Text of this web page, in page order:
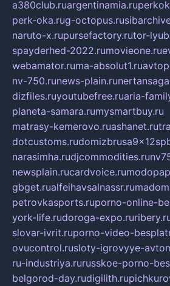
a380club.ruargentinamia.ru
perk-oka.rug-octopus.ru
naruto-x.rupursefactory.rutor-
spayderhed-2022.rumovieone.ru
webamator.ruma-absolut1.ru
nv-750.runews-plain.ru
dizfiles.ruyoutubefree.ruaria-
planeta-samara.rumysmartbuy.ru
matrasy-kemerovo.ruashanet.ru
dotcustoms.ru
narasimha.rudjcommodities.ru
newsplain.rucardvoice.ru
gbget.rualfeihavsalnassr.ru
petrovkasports.ruporno-online-
york-life.rudoroga-expo.ru
slovar-ivrit.ruporno-video-
ovucontrol.rusloty-igrovyye-
ru-industriya.rurusskoe-porno-
belgorod-day.rudigilith.ru